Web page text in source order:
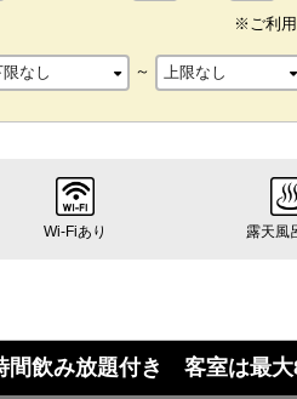
※ご利
～
Wi-Fiあり 露天風
間飲み放題付き 客室は最